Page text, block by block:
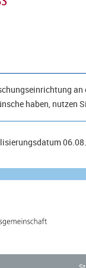
an
haben, nutzen